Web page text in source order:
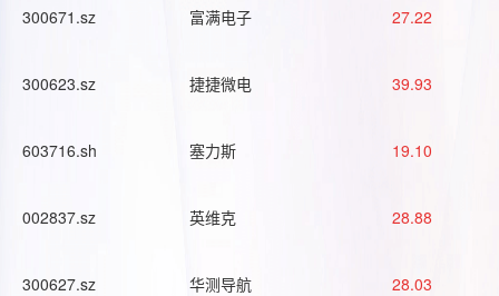
300671.sz 富满电子 27.22
300623.sz 捷捷微电 39.93
603716.sh 塞力斯 19.10
002837.sz 英维克 28.88
300627.sz 华测导航 28.03